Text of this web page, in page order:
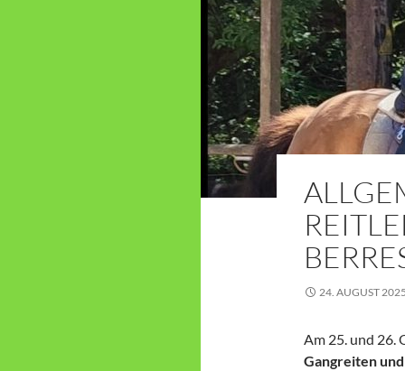
24. AUGUST
Am 25. und 26.
Gangreiten